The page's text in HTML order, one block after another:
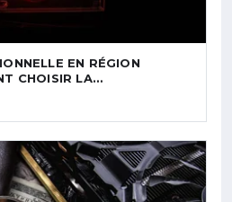
EN RÉGION
CHOISIR LA…